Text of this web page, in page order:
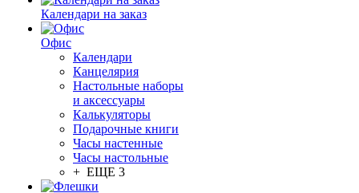
Календари на заказ
Офис
Календари
Канцелярия
Настольные наборы
и аксессуары
Калькуляторы
Подарочные книги
Часы настенные
Часы настольные
+ ЕЩЕ 3